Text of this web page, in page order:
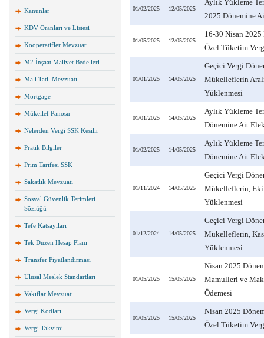
Kanunlar
KDV Oranları ve Listesi
Kooperatifler Mevzuatı
M2 İnşaat Maliyet Bedelleri
Mali Tatil Mevzuatı
Mortgage
Mükellef Panosu
Nelerden Vergi SSK Kesilir
Pratik Bilgiler
Prim Tarifesi SSK
Sakatlık Mevzuatı
Sosyal Güvenlik Terimleri
Sözlüğü
Tefe Katsayıları
Tek Düzen Hesap Planı
Transfer Fiyatlandırması
Ulusal Meslek Standartları
Vakıflar Mevzuatı
Vergi Kodları
Vergi Takvimi
01/02/2025 12/05/2025
Aylık Yükleme
2025 Dönemine
01/05/2025 12/05/2025
16-30 Nisan
Özel Tüketim
01/01/2025 14/05/2025
Geçici Vergi
Mükelleflerin
Yüklenmesi
01/01/2025 14/05/2025
Aylık Yükleme
Dönemine Ait
01/02/2025 14/05/2025
Aylık Yükleme
Dönemine Ait
01/11/2024 14/05/2025
Geçici Vergi
Mükelleflerin,
Yüklenmesi
01/12/2024 14/05/2025
Geçici Vergi
Mükelleflerin,
Yüklenmesi
01/05/2025 15/05/2025
Nisan 2025
Mamulleri ve
Ödemesi
01/05/2025 15/05/2025
Nisan 2025
Özel Tüketim